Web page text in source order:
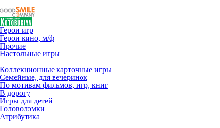
Герои игр
Герои кино, м/ф
Прочие
Настольные игры
Коллекционные карточные игры
Семейные, для вечеринок
По мотивам фильмов, игр, книг
В дорогу
Игры для детей
Головоломки
Атрибутика